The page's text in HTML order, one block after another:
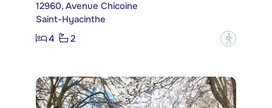
12960, Avenue Chicoine
Saint-Hyacinthe
4
2 ?